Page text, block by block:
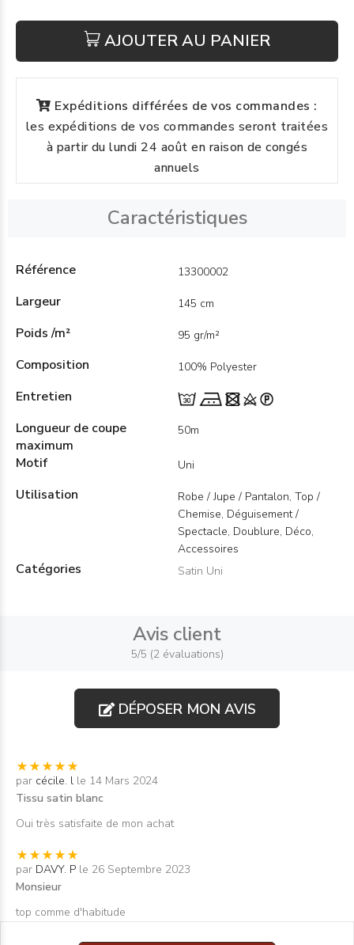
AJOUTER AU PANIER
Expéditions différées de vos commandes :
les expéditions de vos commandes seront traitées
à partir du lundi 24 août en raison de congés
annuels
Caractéristiques
Référence 13300002
Largeur 145 cm
Poids /m² 95 gr/m²
Composition 100% Polyester
Entretien
Longueur de coupe
maximum
50m
Motif Uni
Utilisation
Robe / Jupe / Pantalon, Top /
Chemise, Déguisement /
Spectacle, Doublure, Déco,
Accessoires
Catégories Satin Uni
Avis client
5/5 (2 évaluations)
DÉPOSER MON AVIS
par cécile. l le 14 Mars 2024
Tissu satin blanc
Oui très satisfaite de mon achat
par DAVY. P le 26 Septembre 2023
Monsieur
top comme d'habitude